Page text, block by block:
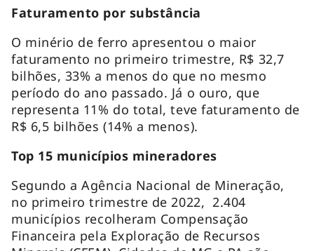
Faturamento por substância
O minério de ferro apresentou o maior
faturamento no primeiro trimestre, R$ 32,7
bilhões, 33% a menos do que no mesmo
período do ano passado. Já o ouro, que
representa 11% do total, teve faturamento de
R$ 6,5 bilhões (14% a menos).
Top 15 municípios mineradores
Segundo a Agência Nacional de Mineração,
no primeiro trimestre de 2022, 2.404
municípios recolheram Compensação
Financeira pela Exploração de Recursos